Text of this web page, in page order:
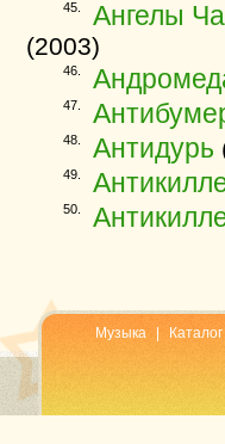
45. Ангелы
(2003)
46.
47.
48. Антидурь
49.
50.
Музыка Каталог